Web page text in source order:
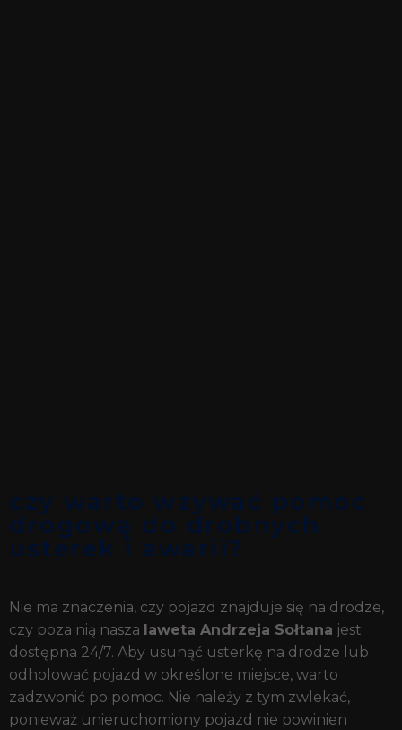
czy warto wzywać pomoc
drogową do drobnych
usterek i awarii?
Nie ma znaczenia, czy pojazd znajduje się na drodze,
czy poza nią nasza laweta Andrzeja Sołtana jest
dostępna 24/7. Aby usunąć usterkę na drodze lub
odholować pojazd w określone miejsce, warto
zadzwonić po pomoc. Nie należy z tym zwlekać,
ponieważ unieruchomiony pojazd nie powinien